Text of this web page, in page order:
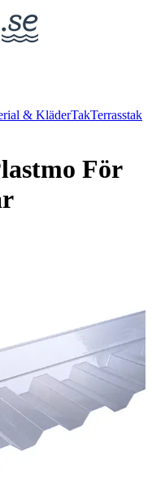
& KläderTakTerrasstak
För